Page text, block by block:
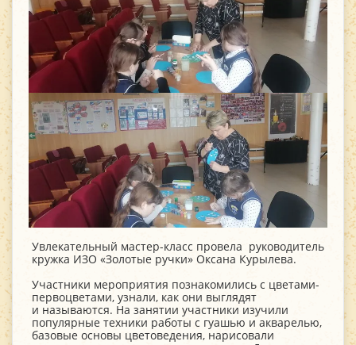
Увлекательный мастер-класс провела руководитель
кружка ИЗО «Золотые ручки» Оксана Курылева.
Участники мероприятия познакомились с цветами-
первоцветами, узнали, как они выглядят
и называются. На занятии участники изучили
популярные техники работы с гуашью и акварелью,
базовые основы цветоведения, нарисовали